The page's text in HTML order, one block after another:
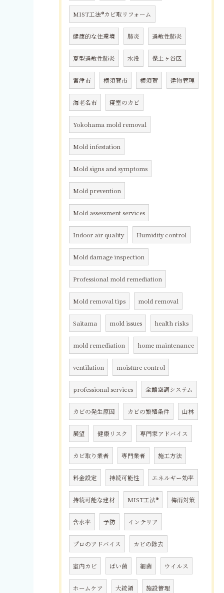
MIST工法®カビ取リフォーム
健康的な住環境 肺炎 過敏性肺炎
夏型過敏性肺炎 水没 保土ヶ谷区
宮津市 横須賀市 横須賀 建物管理
海老名市 寝室のカビ
Yokohama mold removal
Mold infestation
Mold signs and symptoms
Mold prevention
Mold assessment services
Indoor air quality Humidity control
Mold damage inspection
Professional mold remediation
Mold removal tips mold removal
Saitama mold issues health risks
mold remediation home maintenance
ventilation moisture control
professional services 全館空調システム
カビの発生原因 カビの繁殖条件 山林
展望 健康リスク 専門家アドバイス
カビ取り業者 専門業者 施工方法
料金設定 持続可能性 エネルギー効率
持続可能な建材 MIST工法® 梅雨対策
含水率 予防 インテリア
プロのアドバイス カビの除去
室内カビ ばい菌 細菌 ウイルス
ホームケア 大統領 施設管理